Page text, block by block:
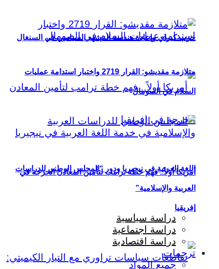
حزب كيراي وإعادة هندسة المشهد السياسي في السنغال
أمريكا أولاً.. فهم خطة ترامب لتأمين المعادن الحرجة في
إفريقيا
متلازمة مقديشو: القرار 2719 واختبار استدامة عمليات
السلام في الصومال
اللغة العربية في نيجيريا ودور “المجلس الوطني للدراسات
العربية والإسلامية”
دراسة سياسية
دراسة اجتماعية
دراسة اقتصادية
ترجمات
جميع المواد